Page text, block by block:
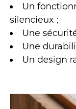
Un
silencieux ;
Une
Une
Un design